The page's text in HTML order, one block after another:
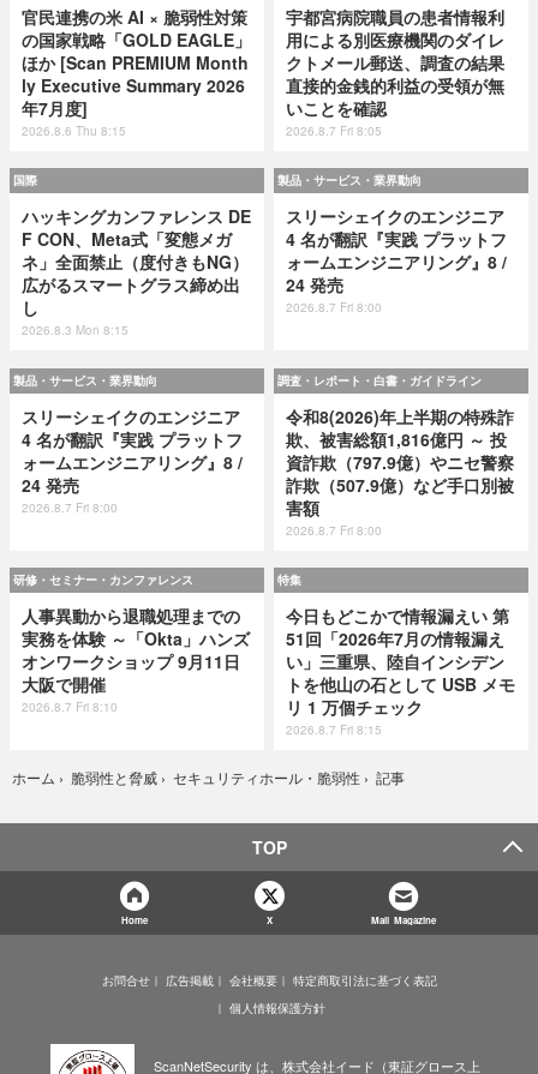
官民連携の米 AI × 脆弱性対策
の国家戦略「GOLD EAGLE」
ほか [Scan PREMIUM Month
ly Executive Summary 2026
年7月度]
2026.8.6 Thu 8:15
宇都宮病院職員の患者情報利
用による別医療機関のダイレ
クトメール郵送、調査の結果
直接的金銭的利益の受領が無
いことを確認
2026.8.7 Fri 8:05
国際
ハッキングカンファレンス DE
F CON、Meta式「変態メガ
ネ」全面禁止（度付きもNG）
広がるスマートグラス締め出
し
2026.8.3 Mon 8:15
製品・サービス・業界動向
スリーシェイクのエンジニア
4 名が翻訳『実践 プラットフ
ォームエンジニアリング』8 /
24 発売
2026.8.7 Fri 8:00
製品・サービス・業界動向
スリーシェイクのエンジニア
4 名が翻訳『実践 プラットフ
ォームエンジニアリング』8 /
24 発売
2026.8.7 Fri 8:00
調査・レポート・白書・ガイドライン
令和8(2026)年上半期の特殊詐
欺、被害総額1,816億円 ～ 投
資詐欺（797.9億）やニセ警察
詐欺（507.9億）など手口別被
害額
2026.8.7 Fri 8:00
研修・セミナー・カンファレンス
人事異動から退職処理までの
実務を体験 ～「Okta」ハンズ
オンワークショップ 9月11日
大阪で開催
2026.8.7 Fri 8:10
特集
今日もどこかで情報漏えい 第
51回「2026年7月の情報漏え
い」三重県、陸自インシデン
トを他山の石として USB メモ
リ 1 万個チェック
2026.8.7 Fri 8:15
ホーム › 脆弱性と脅威 › セキュリティホール・脆弱性 › 記事
TOP
Home X Mail Magazine
お問合せ 広告掲載 会社概要
特定商取引法に基づく表記
個人情報保護方針
ScanNetSecurity は、株式会社イード（東証グロース上